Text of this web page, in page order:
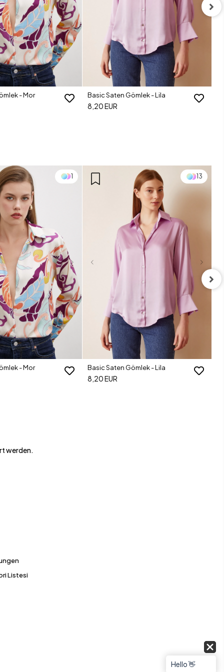
- Mor Basic Saten Gömlek - Lila
8,20 EUR
1
- Mor
13
Basic Saten Gömlek - Lila
8,20 EUR
werden.
Listesi
Hello 👋